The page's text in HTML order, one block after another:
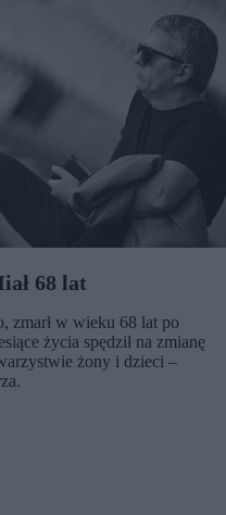
68 lat
zmarł w wieku 68 lat po
życia spędził na zmianę
żony i dzieci –